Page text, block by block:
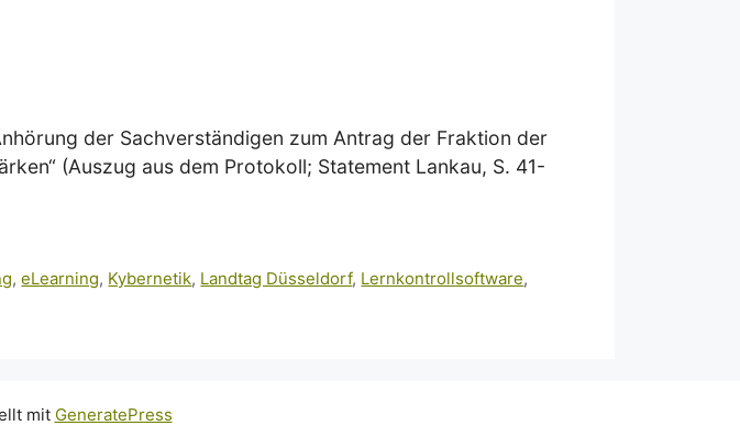
der Sachverständigen zum Antrag der Fraktion der
(Auszug aus dem Protokoll; Statement Lankau, S. 41-
,eLearning, Kybernetik, Landtag Düsseldorf, Lernkontrollsoftware,
mit GeneratePress